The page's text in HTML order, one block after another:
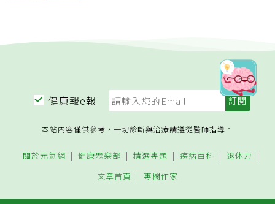
健康報e報
本站內容僅供參考，一切診斷與治療請遵從醫師指導。
關於元氣網 健康聚樂部 精選專題 疾病百科
退休力
文章首頁
專欄作家